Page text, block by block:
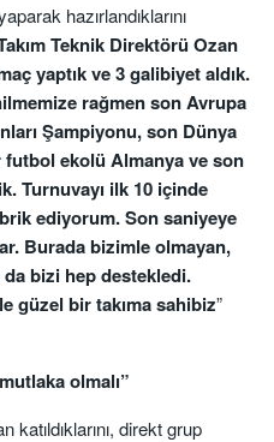
hazırlandıklarını
Teknik Direktörü Ozan
yaptık ve 3 galibiyet aldık.
rağmen son Avrupa
Şampiyonu, son Dünya
ekolü Almanya ve son
Turnuvayı ilk 10 içinde
ediyorum. Son saniyeye
Burada bizimle olmayan,
da bizi hep destekledi.
güzel bir takıma sahibiz”
olmalı”
direkt grup